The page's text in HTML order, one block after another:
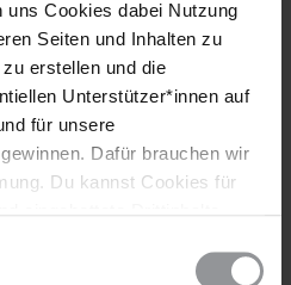
uns Cookies dabei Nutzung
Seiten und Inhalten zu
erstellen und die
Unterstützer*innen auf
für unsere
Dafür brauchen wir
Du kannst Cookies für
kannst Du über den Link
Aktuell
Meinungsfreiheit